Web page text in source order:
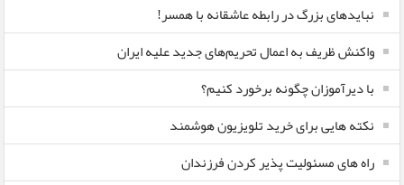
نبایدهای بزرگ در رابطه عاشقانه با همسر!
واکنش ظریف به اعمال تحریم‌های جدید علیه ایران
با دیرآموزان چگونه برخورد کنیم؟
نکته هایی برای خرید تلویزیون هوشمند
راه های مسئولیت پذیر کردن فرزندان